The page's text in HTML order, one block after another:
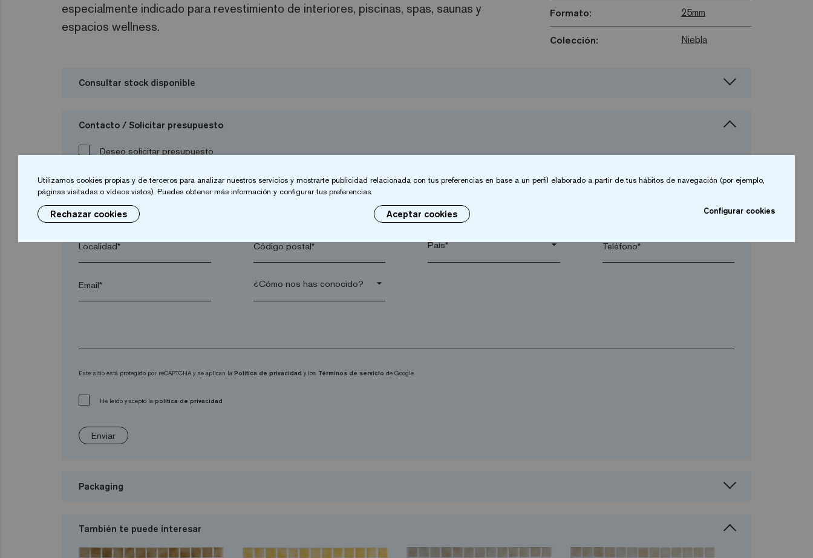
especialmente indicado para revestimiento de interiores, piscinas, spas, saunas y
espacios wellness.
Formato: 25mm
Colección: Niebla
Consultar stock disponible
Contacto / Solicitar presupuesto
Deseo solicitar presupuesto
Nombre* Empresa* arrow_drop_down
Localidad* Código postal* arrow_drop_down Teléfono*
Email* arrow_drop_down
Este sitio está protegido por reCAPTCHA y se aplican la Política de privacidad y los Términos de servicio de Google.
He leído y acepto la política de privacidad
Enviar
Packaging
También te puede interesar
Utilizamos cookies propias y de terceros para analizar nuestros servicios y mostrarte publicidad relacionada con tus preferencias en base a un perfil elaborado a partir de tus hábitos de navegación (por ejemplo,
páginas visitadas o vídeos vistos). Puedes obtener más información y configurar tus preferencias.
Rechazar cookies Aceptar cookies Configurar cookies